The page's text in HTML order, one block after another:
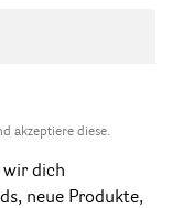
akzeptiere diese.
dich
neue Produkte,